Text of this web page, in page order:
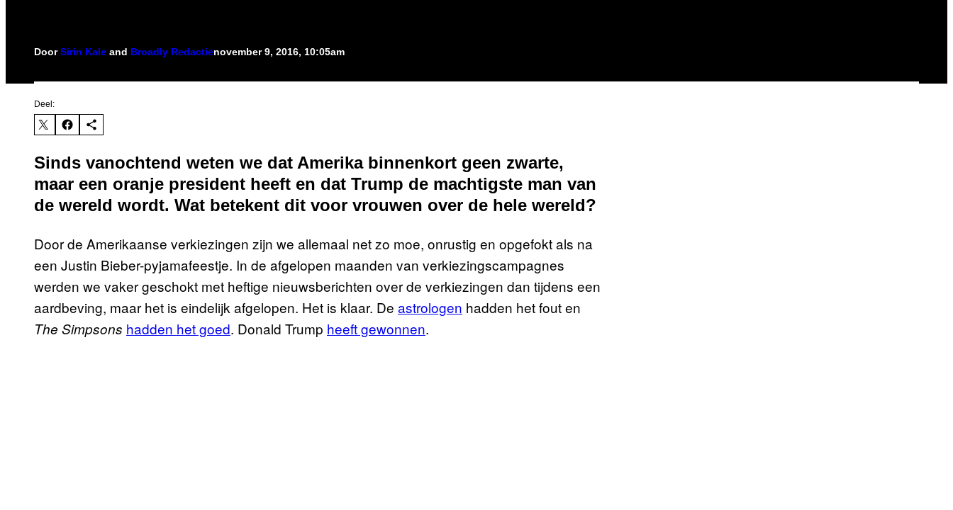
DoorSirin Kale and Broadly Redactienovember 9, 2016, 10:05am
Deel:
Sinds vanochtend weten we dat Amerika binnenkort geen zwarte,
maar een oranje president heeft en dat Trump de machtigste man van
de wereld wordt. Wat betekent dit voor vrouwen over de hele wereld?
Door de Amerikaanse verkiezingen zijn we allemaal net zo moe, onrustig en opgefokt als na
een Justin Bieber-pyjamafeestje. In de afgelopen maanden van verkiezingscampagnes
werden we vaker geschokt met heftige nieuwsberichten over de verkiezingen dan tijdens een
aardbeving, maar het is eindelijk afgelopen. Het is klaar. De astrologen hadden het fout en
The Simpsons hadden het goed. Donald Trump heeft gewonnen.